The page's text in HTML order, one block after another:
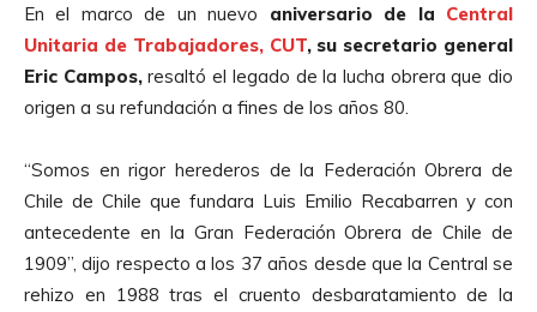
En el marco de un nuevo aniversario de la Central
Unitaria de Trabajadores, CUT, su secretario general
Eric Campos,resaltó el legado de la lucha obrera que dio
origen a su refundación a fines de los años 80.
“Somos en rigor herederos de la Federación Obrera de
Chile de Chile que fundara Luis Emilio Recabarren y con
antecedente en la Gran Federación Obrera de Chile de
1909”, dijo respecto a los 37 años desde que la Central se
rehizo en 1988 tras el cruento desbaratamiento de la